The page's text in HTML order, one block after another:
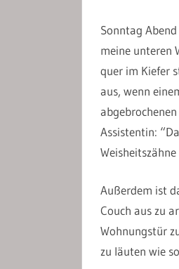
Sonntag
meine unteren
quer im Kiefer
aus, wenn
Assistentin:
Außerdem ist
Couch aus zu
Wohnungstür
zu läuten wie